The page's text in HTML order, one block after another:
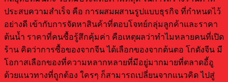
ประสบความสำเร็จ คือ การผสมผสานรูปแบบธุรกิจ ที่กำหนดไว้
อย่างดี เข้ากับการจัดหาสินค้าที่ตอบโจทย์กลุ่มลูกค้าและราคา
ต้นน้ำ ราคาที่คนซื้อรู้สึกคุ้มค่า คือเหตุผลว่าทำไมหลายคนที่เปิด
ร้าน คิดว่าการซื้อของจากจีน ได้เลือกของจากต้นตอ โกดังจีน มี
โอกาสเลือกของที่ความหลากหลายที่มีอยู่มากมายที่ตลาดอี้อู
ด้วยแนวทางที่ถูกต้อง ใครๆ ก็สามารถเปลี่ยนจากแนวคิด ไปสู่